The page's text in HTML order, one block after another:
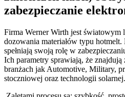
zabezpieczanie
Firma Werner Wirth jest światowym
dozowania materiałów typu hotmelt.
spełniają swoją rolę w
Ich parametry sprawiają, że
branżach jak Automotive, Military,
stoczniowej oraz technologii solarnej.